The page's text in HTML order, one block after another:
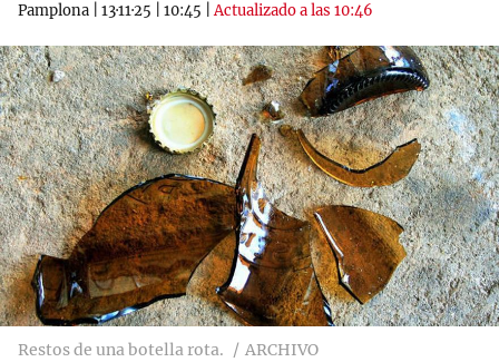
Pamplona 13·11·25 10:45 |Actualizado a las 10:46
Restos de una botella rota. ARCHIVO